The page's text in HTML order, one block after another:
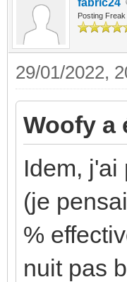
Posting Freak
29/01/2022,
Woofy a
Idem,
(je
%
nuit pas